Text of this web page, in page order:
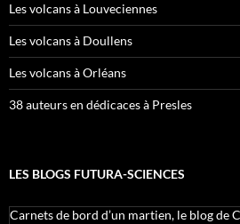
Les volcans à Louveciennes
Les volcans à Doullens
Les volcans à Orléans
38 auteurs en dédicaces à Presles
LES BLOGS FUTURA-SCIENCES
Carnets de bord d’un martien, le blog de